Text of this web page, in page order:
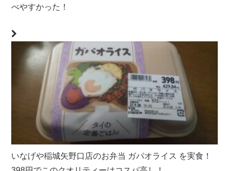
べやすかった！
いなげや稲城矢野口店のお弁当 ガパオライス を実食！